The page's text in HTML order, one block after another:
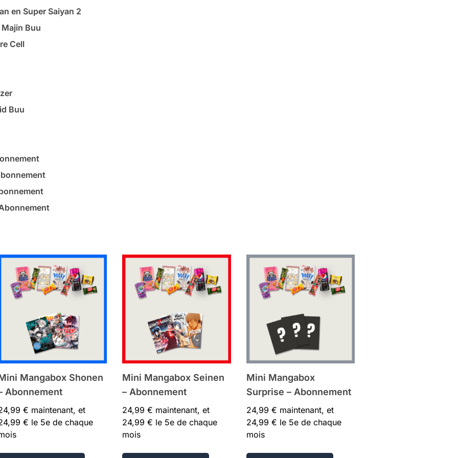
en Super Saiyan 2
Buu
Cell
Buu
Mangabox Shonen
Abonnement
€ maintenant, et
€ le 5e de chaque
Mini Mangabox Seinen
– Abonnement
24,99 € maintenant, et
24,99 € le 5e de chaque
mois
Mini Mangabox
Surprise – Abonnement
24,99 € maintenant, et
24,99 € le 5e de chaque
mois